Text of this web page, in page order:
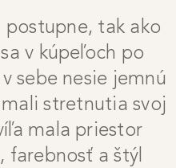
tak ako
v kúpeľoch po
sebe nesie jemnú
stretnutia svoj
mala priestor
farebnosť a štýl